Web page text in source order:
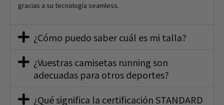
gracias a su tecnología seamless.
¿Cómo puedo saber cuál es mi talla?
¿Vuestras camisetas running son
adecuadas para otros deportes?
¿Qué significa la certificación STANDARD